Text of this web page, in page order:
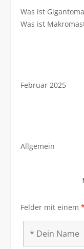
Was ist
Was ist
Februar 2025
Allgemein
Felder mit einem *